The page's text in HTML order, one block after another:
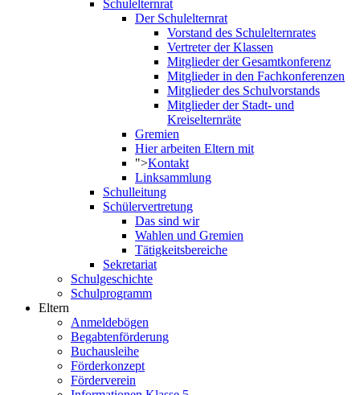
Schulelternrat
Der Schulelternrat
Vorstand des Schulelternrates
Vertreter der Klassen
Mitglieder der Gesamtkonferenz
Mitglieder in den Fachkonferenzen
Mitglieder des Schulvorstands
Mitglieder der Stadt- und
Kreiselternräte
Gremien
Hier arbeiten Eltern mit
">Kontakt
Linksammlung
Schulleitung
Schülervertretung
Das sind wir
Wahlen und Gremien
Tätigkeitsbereiche
Sekretariat
Schulgeschichte
Schulprogramm
Eltern
Anmeldebögen
Begabtenförderung
Buchausleihe
Förderkonzept
Förderverein